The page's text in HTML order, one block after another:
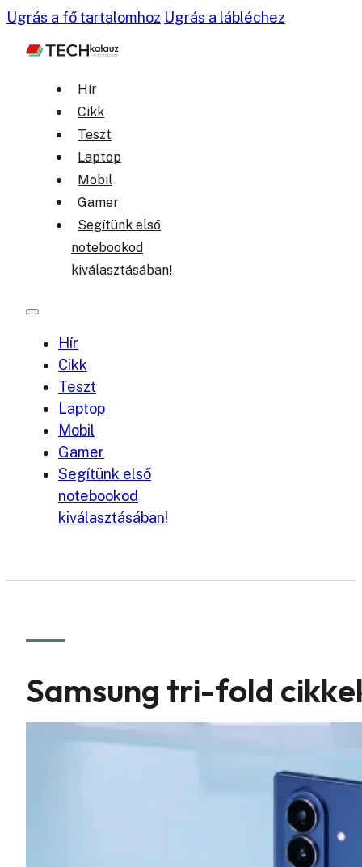
Ugrás a fő tartalomhoz Ugrás a lábléchez
Hír
Cikk
Teszt
Laptop
Mobil
Gamer
Segítünk első
notebookod
kiválasztásában!
Hír
Cikk
Teszt
Laptop
Mobil
Gamer
Segítünk első
notebookod
kiválasztásában!
Samsung tri-fold